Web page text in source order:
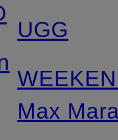
UGG
Max